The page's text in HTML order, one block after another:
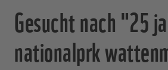
Gesucht nach "25
nationalprk